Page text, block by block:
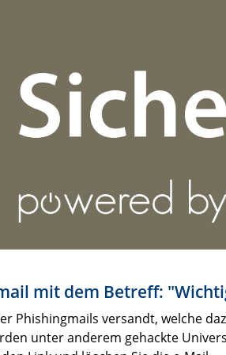
mit dem Betreff:
Phishingmails versandt, welche
unter anderem gehackte